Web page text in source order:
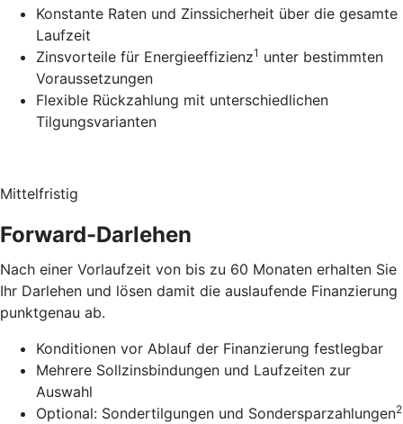
Konstante Raten und Zinssicherheit über die gesamte
Laufzeit
Zinsvorteile für Energieeffizienz1 unter bestimmten
Voraussetzungen
Flexible Rückzahlung mit unterschiedlichen
Tilgungsvarianten
Mittelfristig
Forward-Darlehen
Nach einer Vorlaufzeit von bis zu 60 Monaten erhalten Sie
Ihr Darlehen und lösen damit die auslaufende Finanzierung
punktgenau ab.
Konditionen vor Ablauf der Finanzierung festlegbar
Mehrere Sollzinsbindungen und Laufzeiten zur
Auswahl
Optional: Sondertilgungen und Sondersparzahlungen2